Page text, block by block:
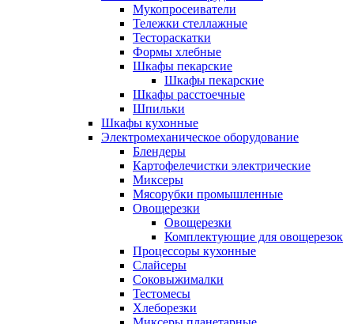
Мукопросеиватели
Тележки стеллажные
Тестораскатки
Формы хлебные
Шкафы пекарские
Шкафы пекарские
Шкафы расстоечные
Шпильки
Шкафы кухонные
Электромеханическое оборудование
Блендеры
Картофелечистки электрические
Миксеры
Мясорубки промышленные
Овощерезки
Овощерезки
Комплектующие для овощерезок
Процессоры кухонные
Слайсеры
Соковыжималки
Тестомесы
Хлеборезки